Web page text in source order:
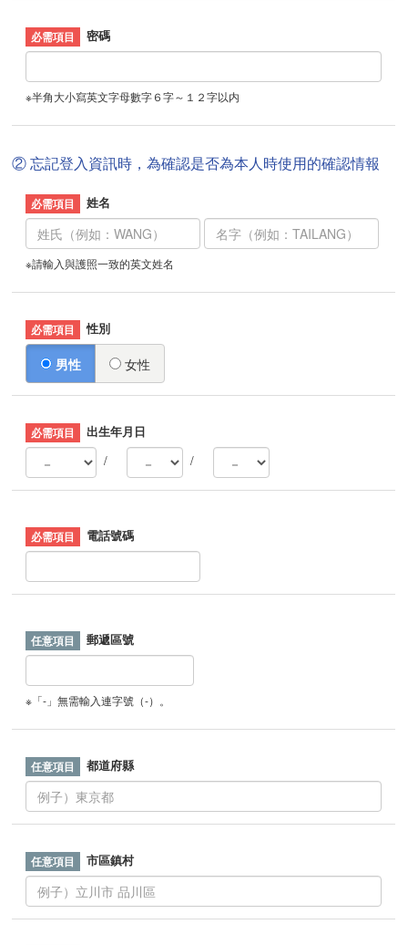
密碼
※半角大小寫英文字母數字６字～１２字以内
② 忘記登入資訊時，為確認是否為本人時使用的確認情報
姓名
※請輸入與護照一致的英文姓名
性別
男性 女性
出生年月日
/
/
電話號碼
郵遞區號
※「-」無需輸入連字號（-）。
都道府縣
市區鎮村